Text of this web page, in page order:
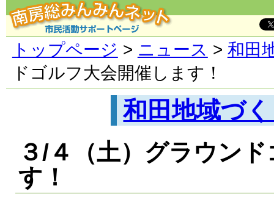
トップページ > ニュース > 和田
ドゴルフ大会開催します！
和田地域づ
３/４（土）グラウン
す！